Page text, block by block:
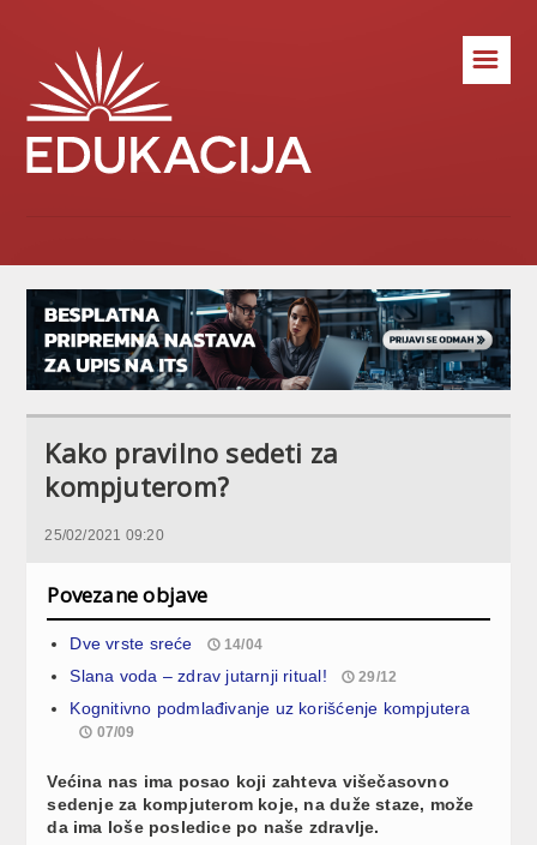
☰
Kako pravilno sedeti za
kompjuterom?
25/02/2021 09:20
Povezane objave
Dve vrste sreće 14/04
Slana voda – zdrav jutarnji ritual! 29/12
Kognitivno podmlađivanje uz korišćenje kompjutera
07/09
Većina nas ima posao koji zahteva višečasovno
sedenje za kompjuterom koje, na duže staze, može
da ima loše posledice po naše zdravlje.